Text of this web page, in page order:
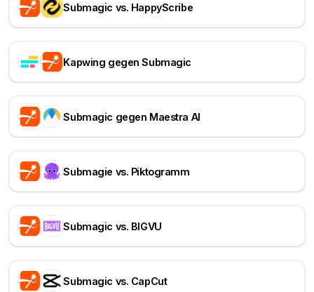
Submagic vs. HappyScribe
Kapwing gegen Submagic
Submagic gegen Maestra AI
Submagie vs. Piktogramm
Submagic vs. BIGVU
Submagic vs. CapCut